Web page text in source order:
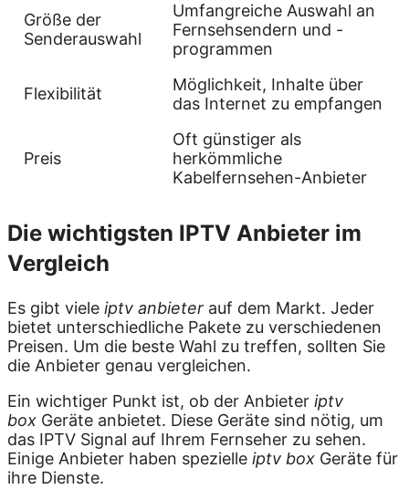
Größe der
Senderauswahl
Umfangreiche Auswahl an
Fernsehsendern und -
programmen
Flexibilität
Möglichkeit, Inhalte über
das Internet zu empfangen
Preis
Oft günstiger als
herkömmliche
Kabelfernsehen-Anbieter
Die wichtigsten IPTV Anbieter im
Vergleich
Es gibt viele iptv anbieter auf dem Markt. Jeder
bietet unterschiedliche Pakete zu verschiedenen
Preisen. Um die beste Wahl zu treffen, sollten Sie
die Anbieter genau vergleichen.
Ein wichtiger Punkt ist, ob der Anbieter iptv
box Geräte anbietet. Diese Geräte sind nötig, um
das IPTV Signal auf Ihrem Fernseher zu sehen.
Einige Anbieter haben spezielle iptv box Geräte für
ihre Dienste.